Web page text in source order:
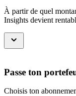
À partir de quel
Insights devient
Passe ton
Choisis ton